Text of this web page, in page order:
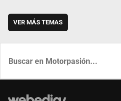
VER MÁS TEMAS